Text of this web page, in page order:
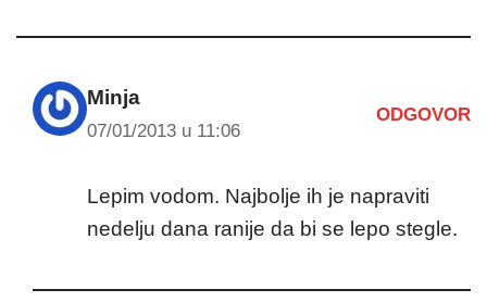
Minja
07/01/2013 u 11:06
ODGOVOR
Lepim vodom. Najbolje ih je napraviti
nedelju dana ranije da bi se lepo stegle.